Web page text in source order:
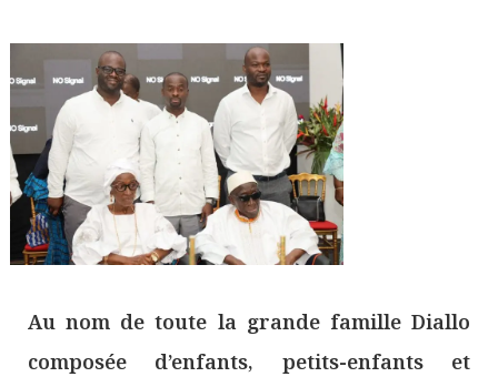
Au nom de toute la grande famille Diallo
composée d’enfants, petits-enfants et